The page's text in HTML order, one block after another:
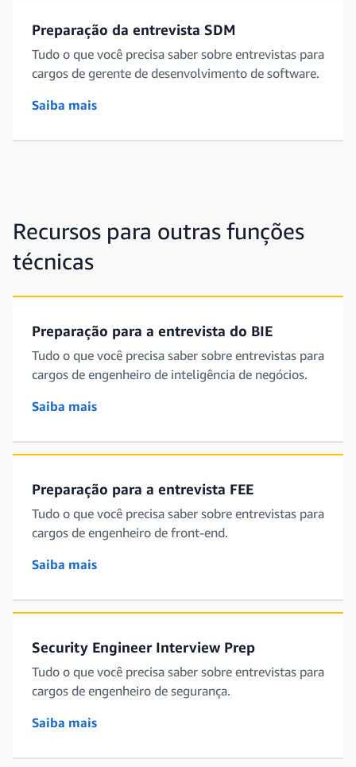
Preparação da entrevista SDM
Tudo o que você precisa saber sobre entrevistas para
cargos de gerente de desenvolvimento de software.
Saiba mais
Recursos para outras funções
técnicas
Preparação para a entrevista do BIE
Tudo o que você precisa saber sobre entrevistas para
cargos de engenheiro de inteligência de negócios.
Saiba mais
Preparação para a entrevista FEE
Tudo o que você precisa saber sobre entrevistas para
cargos de engenheiro de front-end.
Saiba mais
Security Engineer Interview Prep
Tudo o que você precisa saber sobre entrevistas para
cargos de engenheiro de segurança.
Saiba mais